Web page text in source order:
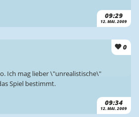
09:29
12. MAI. 2009
0
09:34
12. MAI. 2009
Ich mag lieber \"unrealistische\"
Spiel bestimmt.